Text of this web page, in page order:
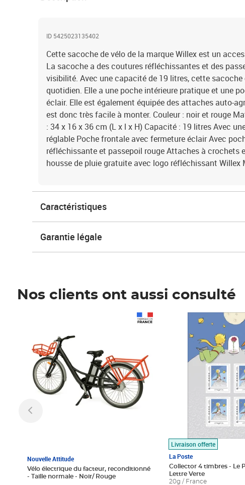
ID 5425023135402
Cette sacoche de vélo de la marque Willex est un
La sacoche a des coutures réfléchissantes et des
visibilité. Avec une capacité de 19 litres, cette sacoche
quotidien. Elle a une poche intérieure pratique et une
éclair. Elle est également équipée des attaches auto-
est donc très facile à monter. Couleur : noir et rouge
: 34 x 16 x 36 cm (L x l x H) Capacité : 19 litres Avec
réglable Poche frontale avec fermeture éclair Avec
réfléchissante et passepoil rouge Attaches à crochets
housse de pluie gratuite avec logo réfléchissant Willex
Caractéristiques
Garantie légale
Nos clients ont aussi consulté
Nouvelle Attitude
Vélo électrique du facteur, reconditionné
- Taille normale - Noir/ Rouge
Livraison offerte
La Poste
Collector 4 timbres - Le
Lettre Verte
20g / France
Prix 7,50€